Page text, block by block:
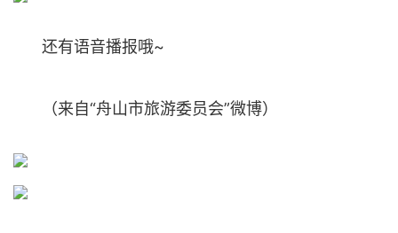
还有语音播报哦~
（来自“舟山市旅游委员会”微博）